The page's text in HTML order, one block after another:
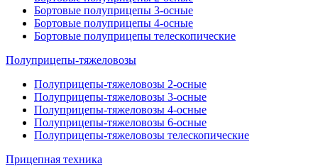
Бортовые полуприцепы 3-осные
Бортовые полуприцепы 4-осные
Бортовые полуприцепы телескопические
Полуприцепы-тяжеловозы
Полуприцепы-тяжеловозы 2-осные
Полуприцепы-тяжеловозы 3-осные
Полуприцепы-тяжеловозы 4-осные
Полуприцепы-тяжеловозы 6-осные
Полуприцепы-тяжеловозы телескопические
Прицепная техника